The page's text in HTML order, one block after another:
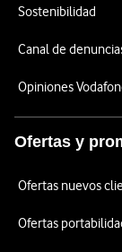
Sostenibilidad
Canal de
Opiniones
Ofertas y
Ofertas nuevos
Ofertas